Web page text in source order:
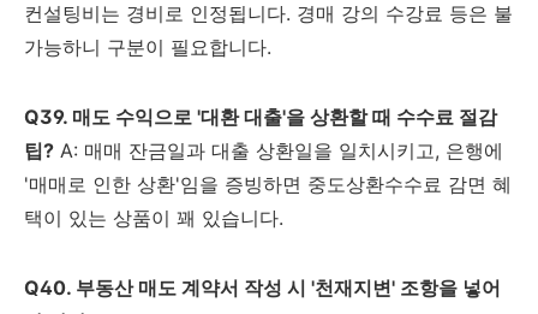
컨설팅비는 경비로 인정됩니다. 경매 강의 수강료 등은 불
가능하니 구분이 필요합니다.
Q39. 매도 수익으로 '대환 대출'을 상환할 때 수수료 절감
팁? A: 매매 잔금일과 대출 상환일을 일치시키고, 은행에
'매매로 인한 상환'임을 증빙하면 중도상환수수료 감면 혜
택이 있는 상품이 꽤 있습니다.
Q40. 부동산 매도 계약서 작성 시 '천재지변' 조항을 넣어